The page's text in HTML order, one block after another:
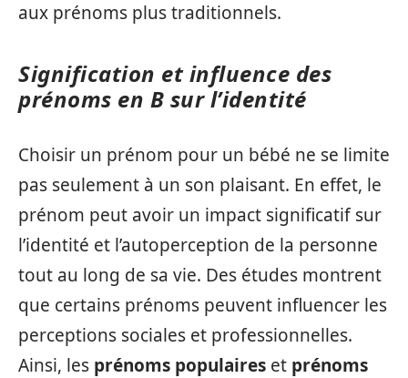
aux prénoms plus traditionnels.
Signification et influence des
prénoms en B sur l’identité
Choisir un prénom pour un bébé ne se limite
pas seulement à un son plaisant. En effet, le
prénom peut avoir un impact significatif sur
l’identité et l’autoperception de la personne
tout au long de sa vie. Des études montrent
que certains prénoms peuvent influencer les
perceptions sociales et professionnelles.
Ainsi, les prénoms populaires et prénoms